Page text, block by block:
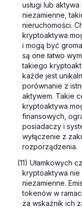
usługi lub
niezamienne,
nieruchomości.
kryptoaktywa
i mogą być
są one łatwo
takiego
każde jest
porównanie z
aktywem. Takie
kryptoaktywa
finansowych,
posiadaczy i
wyłączenie z
rozporządzenia.
(11) Ułamkowych
kryptoaktywa nie
niezamienne.
tokenów w
za wskaźnik ich